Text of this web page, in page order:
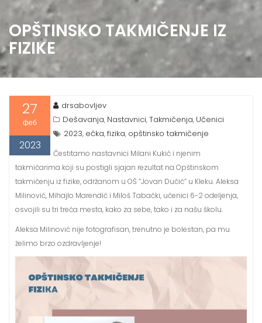
OPŠTINSKO TAKMIČENJE IZ
FIZIKE
27
феб
2023
drsabovljev
Dešavanja, Nastavnici,Takmičenja, Učenici
2023, ečka,fizika, opštinsko takmičenje
Čestitamo nastavnici Milani Kukić i njenim
takmičarima koji su postigli sjajan rezultat na Opštinskom
takmičenju iz fizike, održanom u OŠ ”Jovan Dučić” u Kleku. Aleksa
Milinović, Mihajlo Marendić i Miloš Tabački, učenici 6-2 odeljenja,
osvojili su tri treća mesta, kako za sebe, tako i za našu školu.
Aleksa Milinović nije fotografisan, trenutno je bolestan, pa mu
želimo brzo ozdravljenje!